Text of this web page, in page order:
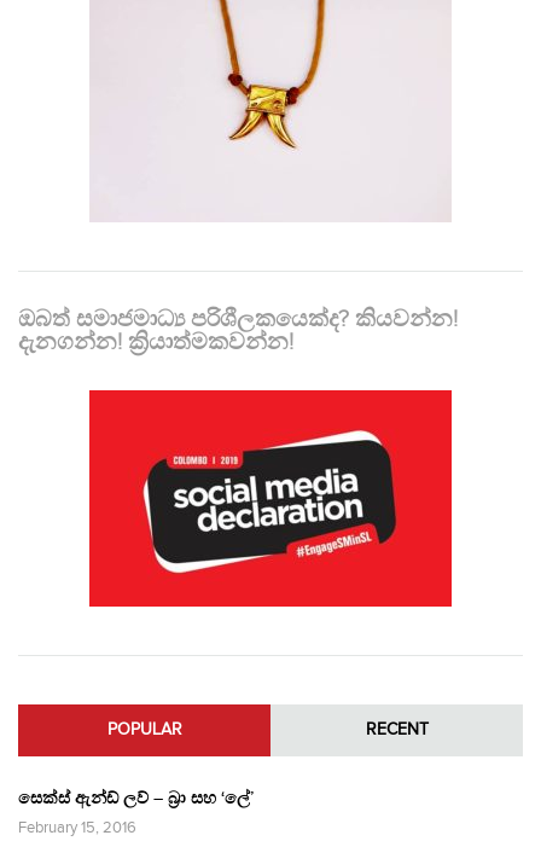
ඔබත් සමාජමාධ්‍ය පරිශීලකයෙක්ද? කියවන්න!
දැනගන්න! ක්‍රියාත්මකවන්න!
POPULAR RECENT
සෙක්ස් ඇන්ඩ් ලව් – බ්‍රා සහ ‘ලේ’
February 15, 2016